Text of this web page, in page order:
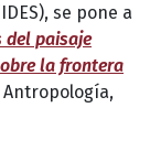
se pone a
del paisaje
la frontera